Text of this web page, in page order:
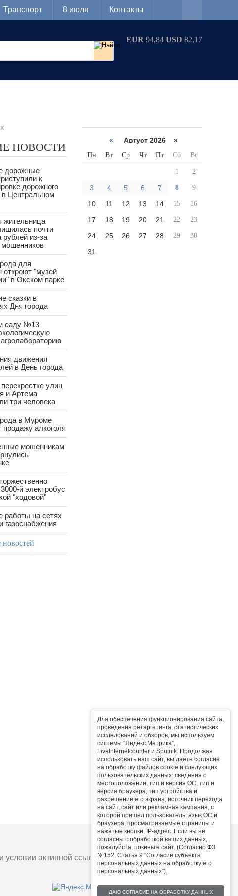
Для обеспечения функционирования сайта,
проведения ретаргетинга, статистических
исследований и обзоров, мы используем
системы “Яндекс.Метрика”,
LiveInternetcounter и Sputnik. Продолжая
использовать наш сайт, вы даете согласие
на обработку файлов cookie и следующих
пользовательских данных: сведения о
местоположении, тип и версия ОС, тип и
версия браузера, тип устройства и
разрешение его экрана, источник перехода
на сайт, сайт или рекламная кампания, с
которой пришел пользователь, язык ОС и
браузера, просматриваемые страницы и
нажатые кнопки, IP-адрес. Если вы не
согласны с обработкой ваших данных,
пожалуйста, покиньте сайт. (Согласно ФЗ
№152, Статья 9 “Согласие субъекта
персональных данных на обработку его
персональных данных”).
ДАЮ СОГЛАСИЕ НА ОБРАБОТКУ ДАННЫХ
Транспорт 8 июля Контакты
EUR 94,84 USD 82,17
НОВОСТИ
дорожные
к
дорожного
в Центральном
жительница
почти
рублей из-за
мошенников
для
откроют "музей
в Окском парке
сказки в
Дня города
саду №13
движения
в День города
улиц
и Артема
три человека
в Муроме
продажу алкоголя
мошенникам
й электробус
"ходовой"
работы на сетях
газоснабжения
« Август 2026 »
Пн Вт Ср Чт Пт Сб Вс
1 2
3 4 5 6 7 8 9
10 11 12 13 14 15 16
17 18 19 20 21 22 23
24 25 26 27 28 29 30
31
активной ссылки на сайт.